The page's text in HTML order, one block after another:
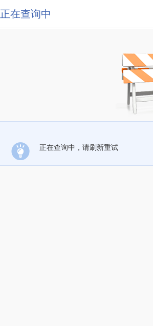
正在查询中
正在查询中，请刷新重试